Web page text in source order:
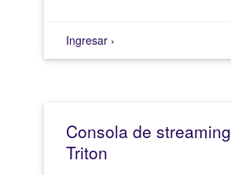
Ingresar ›
Consola de streaming
Triton